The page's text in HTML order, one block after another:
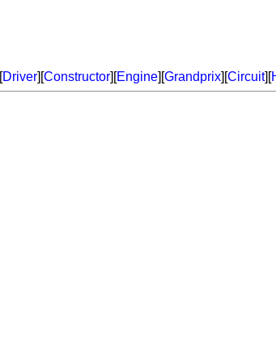
Driver][Constructor][Engine][Grandprix][Circuit][